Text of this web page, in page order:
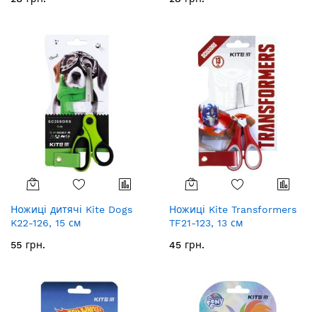
Ножиці дитячі Kite Dogs
K22-126, 15 см
55 грн.
Ножиці Kite Transformers
TF21-123, 13 см
45 грн.